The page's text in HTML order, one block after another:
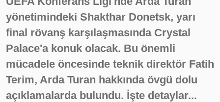
yönetimindeki Shakthar Donetsk, yarı
final rövanş karşılaşmasında Crystal
Palace'a konuk olacak. Bu önemli
mücadele öncesinde teknik direktör Fatih
Terim, Arda Turan hakkında övgü dolu
açıklamalarda bulundu. İşte detaylar...